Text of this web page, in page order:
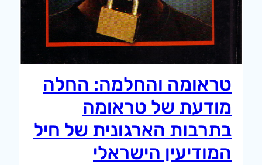
טראומה והחלמה: החלה
מודעת של טראומה
בתרבות הארגונית של חיל
המודיעין הישראלי